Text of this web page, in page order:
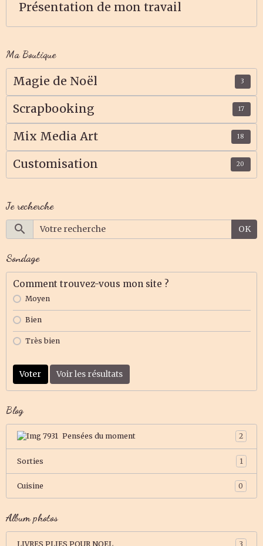
Présentation de mon travail
Ma Boutique
Magie de Noël 3
Scrapbooking 17
Mix Media Art 18
Customisation 20
Je recherche
OK
Sondage
Comment trouvez-vous mon site ?
Moyen
Bien
Très bien
Voter Voir les résultats
Blog
Pensées du moment 2
Sorties 1
Cuisine 0
Album photos
LIVRES PLIES POUR NOEL 3